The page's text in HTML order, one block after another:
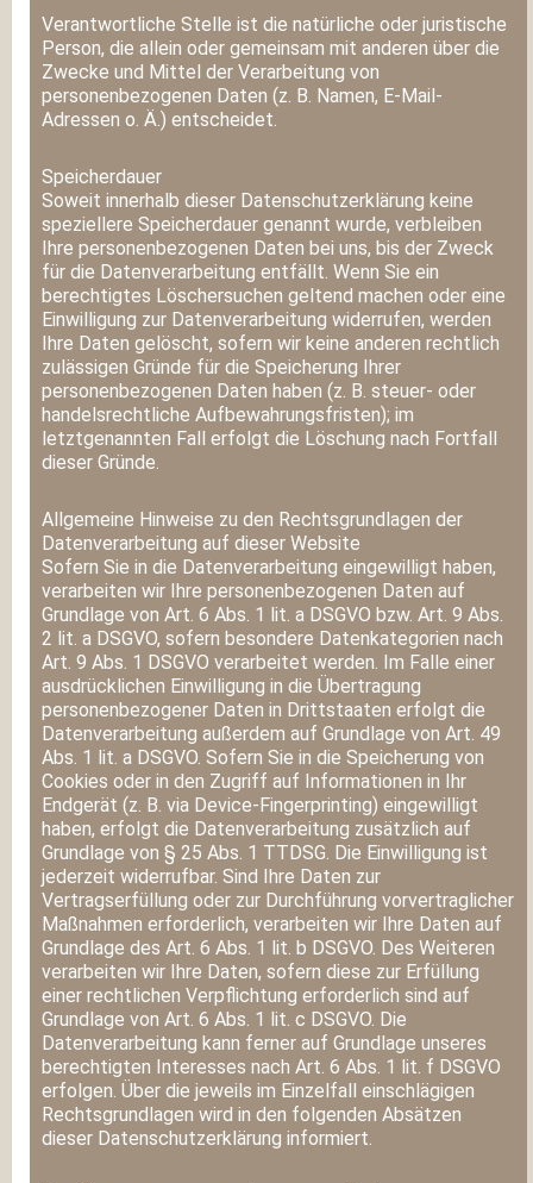
Verantwortliche Stelle ist die natürliche oder juristische
Person, die allein oder gemeinsam mit anderen über die
Zwecke und Mittel der Verarbeitung von
personenbezogenen Daten (z. B. Namen, E-Mail-
Adressen o. Ä.) entscheidet.
Speicherdauer
Soweit innerhalb dieser Datenschutzerklärung keine
speziellere Speicherdauer genannt wurde, verbleiben
Ihre personenbezogenen Daten bei uns, bis der Zweck
für die Datenverarbeitung entfällt. Wenn Sie ein
berechtigtes Löschersuchen geltend machen oder eine
Einwilligung zur Datenverarbeitung widerrufen, werden
Ihre Daten gelöscht, sofern wir keine anderen rechtlich
zulässigen Gründe für die Speicherung Ihrer
personenbezogenen Daten haben (z. B. steuer- oder
handelsrechtliche Aufbewahrungsfristen); im
letztgenannten Fall erfolgt die Löschung nach Fortfall
dieser Gründe.
Allgemeine Hinweise zu den Rechtsgrundlagen der
Datenverarbeitung auf dieser Website
Sofern Sie in die Datenverarbeitung eingewilligt haben,
verarbeiten wir Ihre personenbezogenen Daten auf
Grundlage von Art. 6 Abs. 1 lit. a DSGVO bzw. Art. 9 Abs.
2 lit. a DSGVO, sofern besondere Datenkategorien nach
Art. 9 Abs. 1 DSGVO verarbeitet werden. Im Falle einer
ausdrücklichen Einwilligung in die Übertragung
personenbezogener Daten in Drittstaaten erfolgt die
Datenverarbeitung außerdem auf Grundlage von Art. 49
Abs. 1 lit. a DSGVO. Sofern Sie in die Speicherung von
Cookies oder in den Zugriff auf Informationen in Ihr
Endgerät (z. B. via Device-Fingerprinting) eingewilligt
haben, erfolgt die Datenverarbeitung zusätzlich auf
Grundlage von § 25 Abs. 1 TTDSG. Die Einwilligung ist
jederzeit widerrufbar. Sind Ihre Daten zur
Vertragserfüllung oder zur Durchführung vorvertraglicher
Maßnahmen erforderlich, verarbeiten wir Ihre Daten auf
Grundlage des Art. 6 Abs. 1 lit. b DSGVO. Des Weiteren
verarbeiten wir Ihre Daten, sofern diese zur Erfüllung
einer rechtlichen Verpflichtung erforderlich sind auf
Grundlage von Art. 6 Abs. 1 lit. c DSGVO. Die
Datenverarbeitung kann ferner auf Grundlage unseres
berechtigten Interesses nach Art. 6 Abs. 1 lit. f DSGVO
erfolgen. Über die jeweils im Einzelfall einschlägigen
Rechtsgrundlagen wird in den folgenden Absätzen
dieser Datenschutzerklärung informiert.